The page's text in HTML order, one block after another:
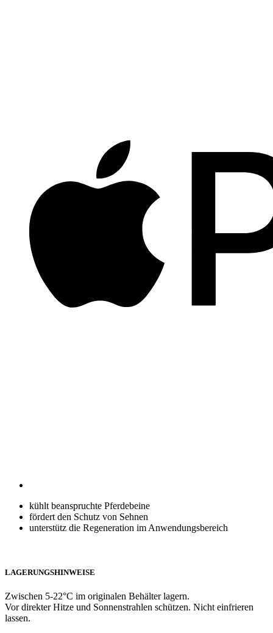
kühlt beanspruchte Pferdebeine
fördert den Schutz von Sehnen
unterstütz die Regeneration im Anwendungsbereich
LAGERUNGSHINWEISE
Zwischen 5-22°C im originalen Behälter lagern.
Vor direkter Hitze und Sonnenstrahlen schützen. Nicht einfrieren
lassen.